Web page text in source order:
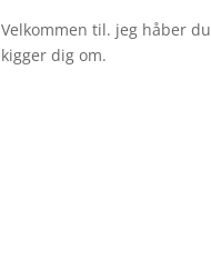
Velkommen til. jeg håber du
kigger dig om.